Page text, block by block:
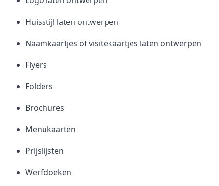
Huisstijl laten ontwerpen
Naamkaartjes of visitekaartjes laten ontwerpen
Flyers
Folders
Brochures
Menukaarten
Prijslijsten
Werfdoeken